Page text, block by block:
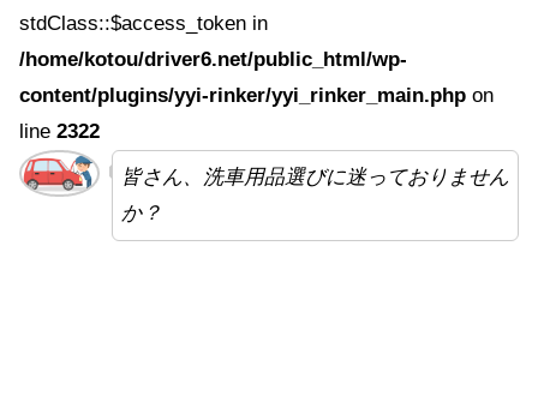
stdClass::$access_token in
/home/kotou/driver6.net/public_html/wp-
content/plugins/yyi-rinker/yyi_rinker_main.php on
line 2322
皆さん、洗車用品選びに迷っておりません
か？